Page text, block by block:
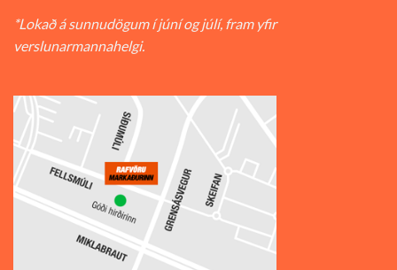
*Lokað á sunnudögum í júní og júlí, fram yfir
verslunarmannahelgi.